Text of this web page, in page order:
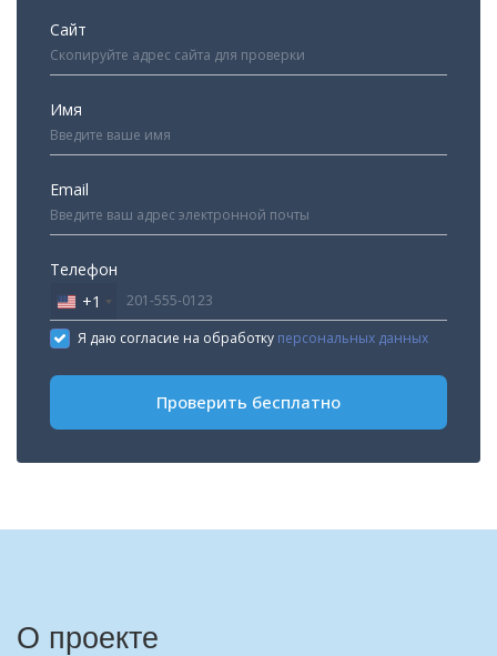
Сайт
Имя
Email
Телефон
United
States
+1
+1
Я даю согласие на обработку персональных данных
Проверить бесплатно
О проекте